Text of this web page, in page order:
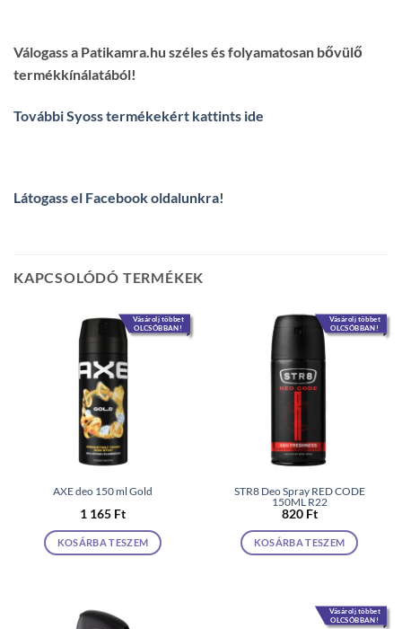
Válogass a Patikamra.hu széles és folyamatosan bővülő
termékkínálatából!
További Syoss termékekért kattints ide
Látogass el Facebook oldalunkra!
KAPCSOLÓDÓ TERMÉKEK
Vásárolj többet
OLCSÓBBAN!
AXE deo 150 ml Gold
1 165 Ft
KOSÁRBA TESZEM
Vásárolj többet
OLCSÓBBAN!
STR8 Deo Spray RED CODE
150ML R22
820 Ft
KOSÁRBA TESZEM
Vásárolj többet
OLCSÓBBAN!